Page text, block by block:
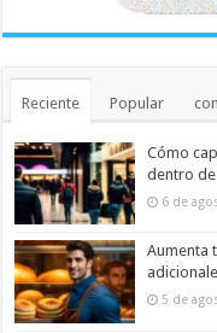
Reciente Popular
Cómo
dentro
6 de
Aumenta
5 de